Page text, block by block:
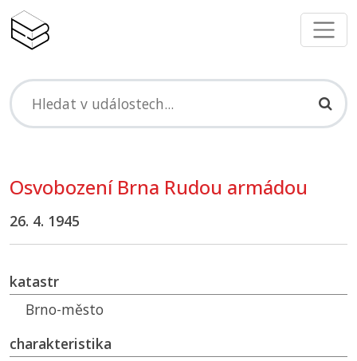
Osvobození Brna Rudou armádou
26. 4. 1945
katastr
Brno-město
charakteristika